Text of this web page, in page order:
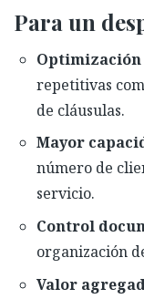
Para un
Optimización
repetitivas
de cláusulas.
Mayor
número de
servicio.
Control
organización
Valor